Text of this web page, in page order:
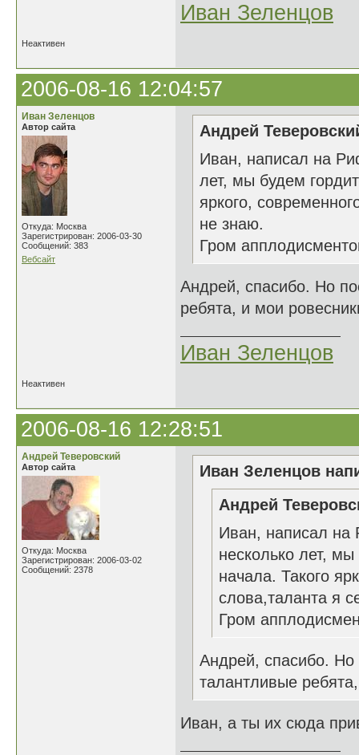
Иван Зеленцов
Неактивен
2006-08-16 12:04:57
Иван Зеленцов
Автор сайта
Откуда: Москва
Зарегистрирован: 2006-03-30
Сообщений: 383
Вебсайт
Андрей
Иван, написал на
лет, мы будем
яркого,
не знаю.
Гром
Андрей, спасибо. Но
ребята, и мои
Иван Зеленцов
Неактивен
2006-08-16 12:28:51
Андрей Теверовский
Автор сайта
Откуда: Москва
Зарегистрирован: 2006-03-02
Сообщений: 2378
Иван Зеленцов
Андрей
Иван, написал на
несколько лет,
начала. Такого
слова,таланта я
Гром
Андрей, спасибо. Но
талантливые
Иван, а ты их сюда